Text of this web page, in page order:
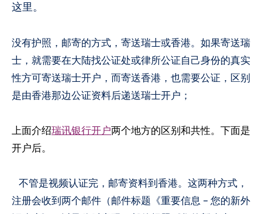
这里。
没有护照，邮寄的方式，寄送瑞士或香港。如果寄送瑞
士，就需要在大陆找公证处或律所公证自己身份的真实
性方可寄送瑞士开户，而寄送香港，也需要公证，区别
是由香港那边公证资料后递送瑞士开户；
上面介绍瑞讯银行开户两个地方的区别和共性。下面是
开户后。
不管是视频认证完，邮寄资料到香港。这两种方式，
注册会收到两个邮件（邮件标题《重要信息 – 您的新外